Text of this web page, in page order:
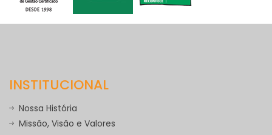
INSTITUCIONAL
Nossa História
Missão, Visão e Valores